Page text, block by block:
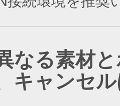
なる素材
キャンセ